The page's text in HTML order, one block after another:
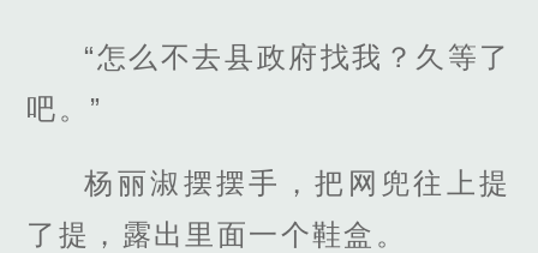
“怎么不去县政府找我？久等了
吧。”
杨丽淑摆摆手，把网兜往上提
了提，露出里面一个鞋盒。